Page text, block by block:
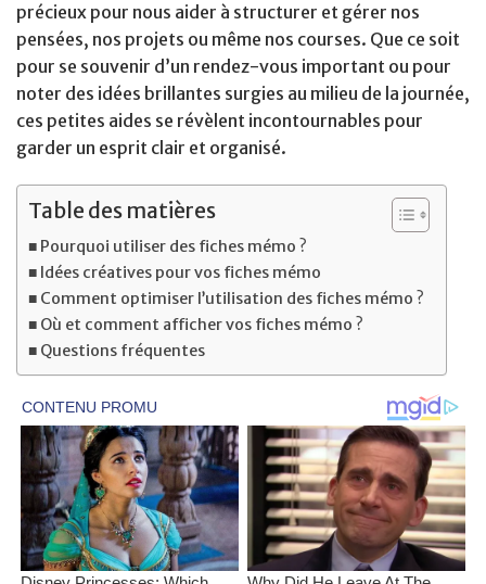
précieux pour nous aider à structurer et gérer nos
pensées, nos projets ou même nos courses. Que ce soit
pour se souvenir d’un rendez-vous important ou pour
noter des idées brillantes surgies au milieu de la journée,
ces petites aides se révèlent incontournables pour
garder un esprit clair et organisé.
Table des matières
Pourquoi utiliser des fiches mémo ?
Idées créatives pour vos fiches mémo
Comment optimiser l’utilisation des fiches mémo ?
Où et comment afficher vos fiches mémo ?
Questions fréquentes